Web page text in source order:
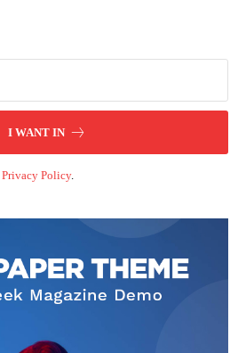
I WANT IN
Privacy Policy.